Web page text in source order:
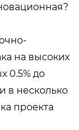
на высоких
0.5% до
в несколько
проекта